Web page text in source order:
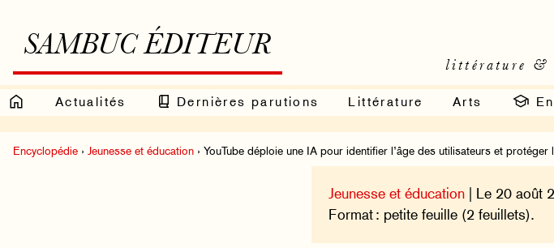
SAMBUC ÉDITEUR
littérature &
Actualités Dernières parutions Littérature Arts
Encyclopédie › Jeunesse et éducation › YouTube déploie une IA pour identifier l’âge des utilisateurs et protéger
Jeunesse et éducation | Le 20 août
Format : petite feuille (2 feuillets).